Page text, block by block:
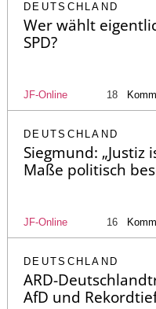
DEUTSCHLAND
Wer wählt
SPD?
JF-Online 18
DEUTSCHLAND
Siegmund: „Justiz
Maße politisch
JF-Online 16
DEUTSCHLAND
ARD-
AfD und